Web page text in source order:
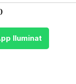
Iluminat